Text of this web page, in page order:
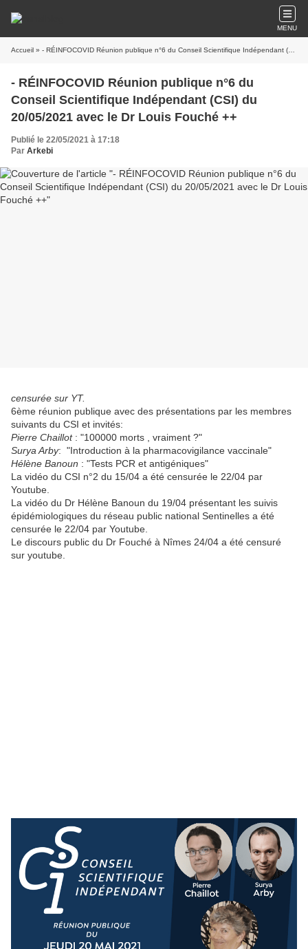
MENU
Accueil » - RÉINFOCOVID Réunion publique n°6 du Conseil Scientifique Indépendant (CSI) du 20/05/2021 avec le Dr Louis Fouché ++
- RÉINFOCOVID Réunion publique n°6 du
Conseil Scientifique Indépendant (CSI) du
20/05/2021 avec le Dr Louis Fouché ++
Publié le 22/05/2021 à 17:18
Par Arkebi
censurée sur YT.
6ème réunion publique avec des présentations par les membres
suivants du CSI et invités:
Pierre Chaillot : "100000 morts , vraiment ?"
Surya Arby: "Introduction à la pharmacovigilance vaccinale"
Hélène Banoun : "Tests PCR et antigéniques"
La vidéo du CSI n°2 du 15/04 a été censurée le 22/04 par
Youtube.
La vidéo du Dr Hélène Banoun du 19/04 présentant les suivis
épidémiologiques du réseau public national Sentinelles a été
censurée le 22/04 par Youtube.
Le discours public du Dr Fouché à Nîmes 24/04 a été censuré
sur youtube.